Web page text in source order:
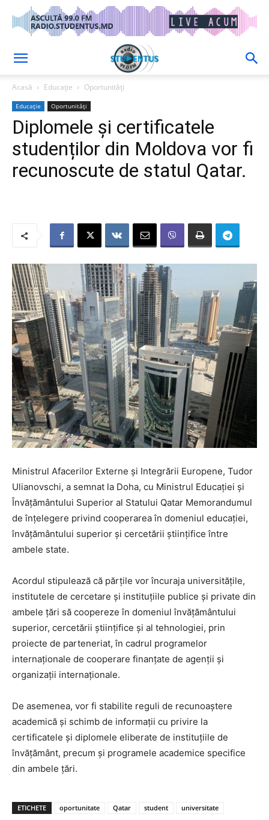
Acasă Educație Oportunități
Educație Oportunități
Diplomele și certificatele
studenților din Moldova vor fi
recunoscute de statul Qatar.
Ministrul Afacerilor Externe și Integrării Europene, Tudor
Ulianovschi, a semnat la Doha, cu Ministrul Educației și
Învățământului Superior al Statului Qatar Memorandumul
de înţelegere privind cooperarea în domeniul educaţiei,
învățământului superior şi cercetării ştiinţifice între
ambele state.
Acordul stipulează că părțile vor încuraja universităţile,
institutele de cercetare şi instituţiile publice şi private din
ambele ţări să coopereze în domeniul învățământului
superior, cercetării ştiinţifice şi al tehnologiei, prin
proiecte de parteneriat, în cadrul programelor
internaţionale de cooperare finanţate de agenţii şi
organizaţii internaţionale.
De asemenea, vor fi stabilite reguli de recunoaştere
academică şi schimb de informaţii cu privire la
certificatele şi diplomele eliberate de instituţiile de
învățământ, precum şi programele academice specifice
din ambele ţări.
ETICHETE oportunitate Qatar student universitate